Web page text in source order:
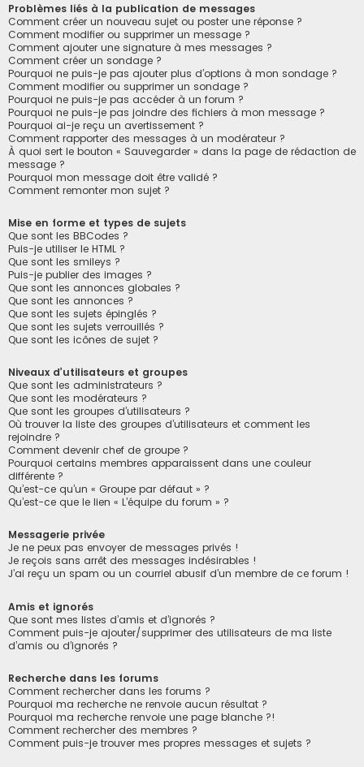
Problèmes liés à la publication de messages
Comment créer un nouveau sujet ou poster une réponse ?
Comment modifier ou supprimer un message ?
Comment ajouter une signature à mes messages ?
Comment créer un sondage ?
Pourquoi ne puis-je pas ajouter plus d’options à mon sondage ?
Comment modifier ou supprimer un sondage ?
Pourquoi ne puis-je pas accéder à un forum ?
Pourquoi ne puis-je pas joindre des fichiers à mon message ?
Pourquoi ai-je reçu un avertissement ?
Comment rapporter des messages à un modérateur ?
À quoi sert le bouton « Sauvegarder » dans la page de rédaction de
message ?
Pourquoi mon message doit être validé ?
Comment remonter mon sujet ?
Mise en forme et types de sujets
Que sont les BBCodes ?
Puis-je utiliser le HTML ?
Que sont les smileys ?
Puis-je publier des images ?
Que sont les annonces globales ?
Que sont les annonces ?
Que sont les sujets épinglés ?
Que sont les sujets verrouillés ?
Que sont les icônes de sujet ?
Niveaux d’utilisateurs et groupes
Que sont les administrateurs ?
Que sont les modérateurs ?
Que sont les groupes d’utilisateurs ?
Où trouver la liste des groupes d’utilisateurs et comment les
rejoindre ?
Comment devenir chef de groupe ?
Pourquoi certains membres apparaissent dans une couleur
différente ?
Qu’est-ce qu’un « Groupe par défaut » ?
Qu’est-ce que le lien « L’équipe du forum » ?
Messagerie privée
Je ne peux pas envoyer de messages privés !
Je reçois sans arrêt des messages indésirables !
J’ai reçu un spam ou un courriel abusif d’un membre de ce forum !
Amis et ignorés
Que sont mes listes d’amis et d’ignorés ?
Comment puis-je ajouter/supprimer des utilisateurs de ma liste
d’amis ou d’ignorés ?
Recherche dans les forums
Comment rechercher dans les forums ?
Pourquoi ma recherche ne renvoie aucun résultat ?
Pourquoi ma recherche renvoie une page blanche ?!
Comment rechercher des membres ?
Comment puis-je trouver mes propres messages et sujets ?